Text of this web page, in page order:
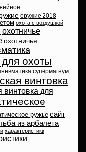
оружие 2018
охота с воздушкой
охотничье
охотничья
охоты
супермагнум
винтовка
винтовка для
ружье сайт
из арбалета
характеристики